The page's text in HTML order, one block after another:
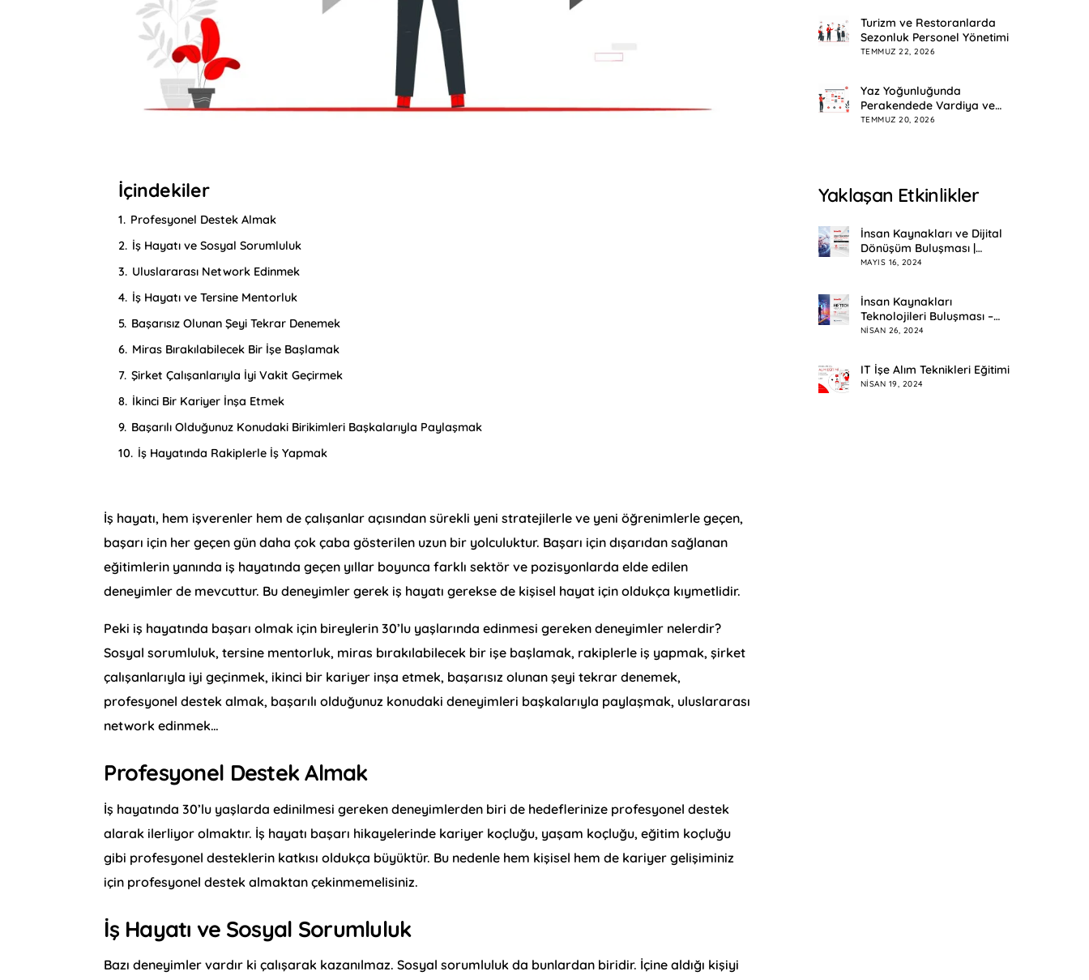
İçindekiler
1. Profesyonel Destek Almak
2. İş Hayatı ve Sosyal Sorumluluk
3. Uluslararası Network Edinmek
4. İş Hayatı ve Tersine Mentorluk
5. Başarısız Olunan Şeyi Tekrar Denemek
6. Miras Bırakılabilecek Bir İşe Başlamak
7. Şirket Çalışanlarıyla İyi Vakit Geçirmek
8. İkinci Bir Kariyer İnşa Etmek
9. Başarılı Olduğunuz Konudaki Birikimleri Başkalarıyla Paylaşmak
10. İş Hayatında Rakiplerle İş Yapmak
İş hayatı, hem işverenler hem de çalışanlar açısından sürekli yeni stratejilerle ve yeni öğrenimlerle geçen,
başarı için her geçen gün daha çok çaba gösterilen uzun bir yolculuktur. Başarı için dışarıdan sağlanan
eğitimlerin yanında iş hayatında geçen yıllar boyunca farklı sektör ve pozisyonlarda elde edilen
deneyimler de mevcuttur. Bu deneyimler gerek iş hayatı gerekse de kişisel hayat için oldukça kıymetlidir.
Peki iş hayatında başarı olmak için bireylerin 30’lu yaşlarında edinmesi gereken deneyimler nelerdir?
Sosyal sorumluluk, tersine mentorluk, miras bırakılabilecek bir işe başlamak, rakiplerle iş yapmak, şirket
çalışanlarıyla iyi geçinmek, ikinci bir kariyer inşa etmek, başarısız olunan şeyi tekrar denemek,
profesyonel destek almak, başarılı olduğunuz konudaki deneyimleri başkalarıyla paylaşmak, uluslararası
network edinmek…
Profesyonel Destek Almak
İş hayatında 30’lu yaşlarda edinilmesi gereken deneyimlerden biri de hedeflerinize profesyonel destek
alarak ilerliyor olmaktır. İş hayatı başarı hikayelerinde kariyer koçluğu, yaşam koçluğu, eğitim koçluğu
gibi profesyonel desteklerin katkısı oldukça büyüktür. Bu nedenle hem kişisel hem de kariyer gelişiminiz
için profesyonel destek almaktan çekinmemelisiniz.
İş Hayatı ve Sosyal Sorumluluk
Bazı deneyimler vardır ki çalışarak kazanılmaz. Sosyal sorumluluk da bunlardan biridir. İçine aldığı kişiyi
Turizm ve Restoranlarda
Sezonluk Personel Yönetimi
TEMMUZ 22, 2026
Yaz Yoğunluğunda
Perakendede Vardiya ve
Mesai Planlama
TEMMUZ 20, 2026
Yaklaşan Etkinlikler
İnsan Kaynakları ve Dijital
Dönüşüm Buluşması |
Eskişehir
MAYIS 16, 2024
İnsan Kaynakları
Teknolojileri Buluşması –
HR Tech Meetup
NISAN 26, 2024
IT İşe Alım Teknikleri Eğitimi
NISAN 19, 2024